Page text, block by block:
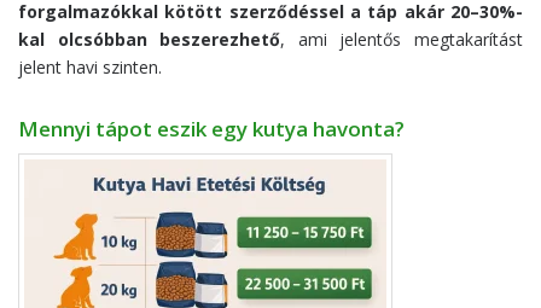
forgalmazókkal kötött szerződéssel a táp akár 20–30%-
kal olcsóbban beszerezhető, ami jelentős megtakarítást
jelent havi szinten.
Mennyi tápot eszik egy kutya havonta?